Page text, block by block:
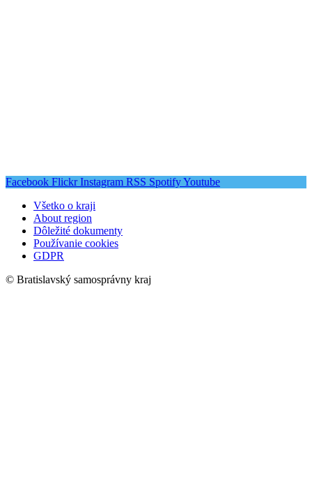
Facebook Flickr Instagram RSS SpotifyYoutube
Všetko o kraji
About region
Dôležité dokumenty
Používanie cookies
GDPR
© Bratislavský samosprávny kraj